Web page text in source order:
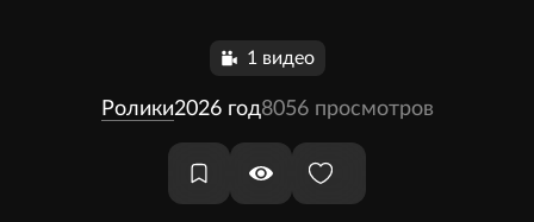
1 видео
Ролики2026 год8056 просмотров